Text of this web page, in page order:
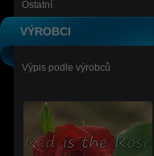
Ostatní
VÝROBCI
Výpis podle výrobců